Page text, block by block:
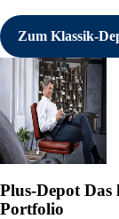
Zum Klassik-
Plus-Depot Das
Portfolio